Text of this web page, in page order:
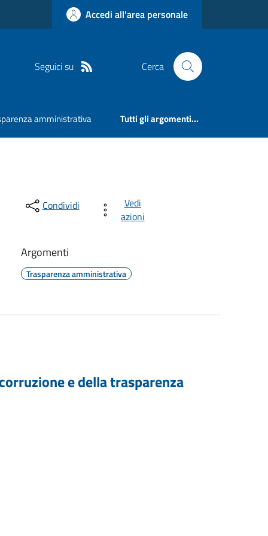
Accedi all'area personale
Seguici su Cerca
amministrativa Tutti gli argomenti...
Condividi
Vedi
azioni
Argomenti
Trasparenza amministrativa
e della trasparenza